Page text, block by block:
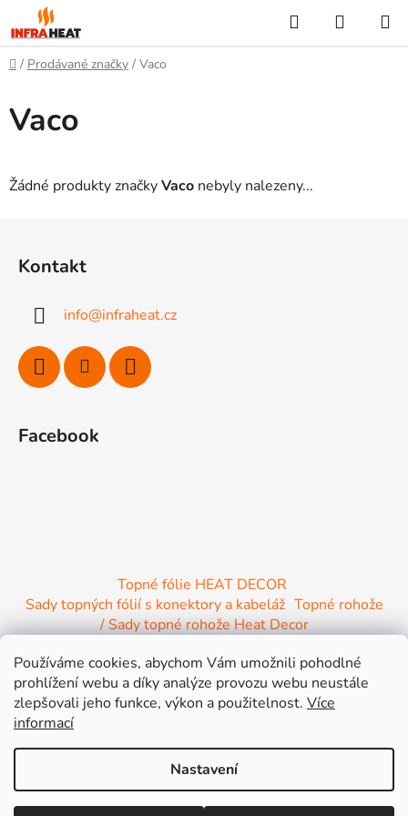
Používáme cookies, abychom Vám umožnili pohodlné
prohlížení webu a díky analýze provozu webu neustále
zlepšovali jeho funkce, výkon a použitelnost. Více
informací
Nastavení
na
obsah
Hledat
KOŠÍK
Domů
/ Prodávané značky / Vaco
Vaco
Žádné produkty značkyVaco nebyly nalezeny...
Kontakt
info@infraheat.cz
Facebook
Topné fólie HEAT DECOR
Sady topných fólií s konektory a kabeláž Topné rohože
/ Sady topné rohože Heat Decor
/ Instalační materiál / Topné Infrapanely
/ Relaxační lehátko NIRE s Infra ohřevem